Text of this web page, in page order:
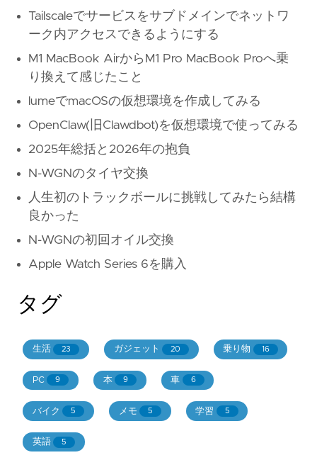
Tailscaleでサービスをサブドメインでネットワ
ーク内アクセスできるようにする
M1 MacBook AirからM1 Pro MacBook Proへ乗
り換えて感じたこと
lumeでmacOSの仮想環境を作成してみる
OpenClaw(旧Clawdbot)を仮想環境で使ってみる
2025年総括と2026年の抱負
N-WGNのタイヤ交換
人生初のトラックボールに挑戦してみたら結構
良かった
N-WGNの初回オイル交換
Apple Watch Series 6を購入
タグ
生活 23 ガジェット 20 乗り物 16
PC 9 本 9 車 6
バイク 5 メモ 5 学習 5
英語 5